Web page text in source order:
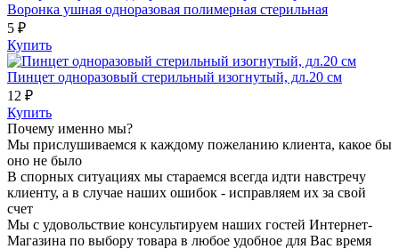
Воронка ушная одноразовая полимерная стерильная
5 ₽
Купить
Пинцет одноразовый стерильный изогнутый, дл.20 см
12 ₽
Купить
Почему именно мы?
Мы прислушиваемся к каждому пожеланию клиента, какое бы
оно не было
В спорных ситуациях мы стараемся всегда идти навстречу
клиенту, а в случае наших ошибок - исправляем их за свой
счет
Мы с удовольствие консультируем наших гостей Интернет-
Магазина по выбору товара в любое удобное для Вас время